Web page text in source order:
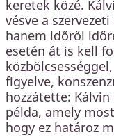
keretek közé.
vésve a
hanem időről
esetén át is kell
figyelve,
hozzátette:
példa, amely
hogy ez határoz